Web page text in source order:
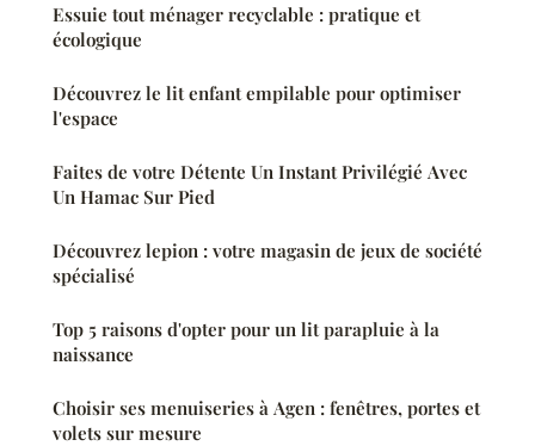
Essuie tout ménager recyclable : pratique et
écologique
Découvrez le lit enfant empilable pour optimiser
l'espace
Faites de votre Détente Un Instant Privilégié Avec
Un Hamac Sur Pied
Découvrez lepion : votre magasin de jeux de société
spécialisé
Top 5 raisons d'opter pour un lit parapluie à la
naissance
Choisir ses menuiseries à Agen : fenêtres, portes et
volets sur mesure